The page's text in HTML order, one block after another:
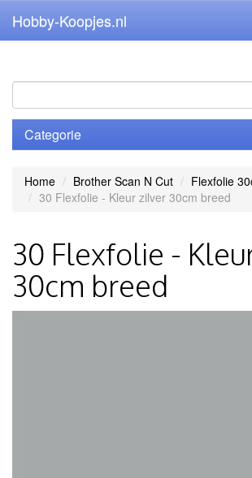
Hobby-Koopjes.nl
Categorie
Home Brother Scan N Cut
Flexfolie
30 Flexfolie - Kleur zilver 30cm breed
30 Flexfolie -
30cm breed